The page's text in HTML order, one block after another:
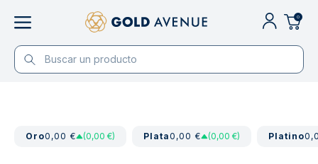
0
Oro0,00 € (0,00 €) Plata0,00 € (0,00 €) Platino